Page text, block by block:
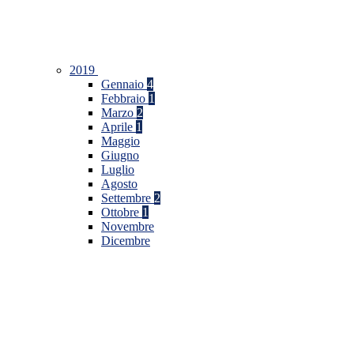
2019
Gennaio 4
Febbraio 1
Marzo 2
Aprile 1
Maggio
Giugno
Luglio
Agosto
Settembre 2
Ottobre 1
Novembre
Dicembre